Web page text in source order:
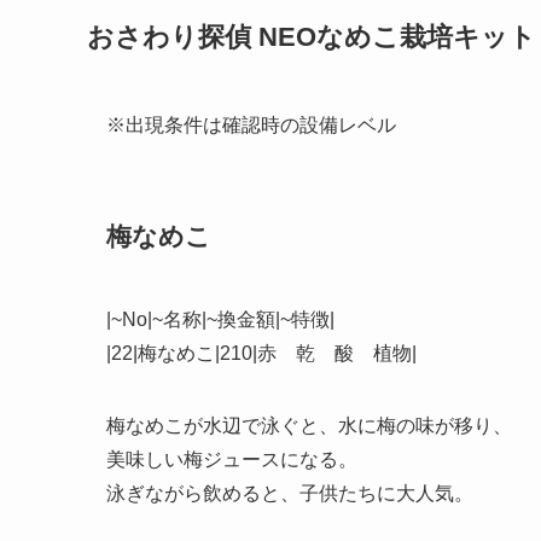
おさわり探偵 NEOなめこ栽培キッ
※出現条件は確認時の設備レベル
梅なめこ
|~No|~名称|~換金額|~特徴|
|22|梅なめこ|210|赤 乾 酸 植物|
梅なめこが水辺で泳ぐと、水に梅の味が移り、
美味しい梅ジュースになる。
泳ぎながら飲めると、子供たちに大人気。